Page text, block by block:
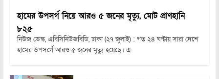
হামের উপসর্গ নিয়ে আরও ৫ জনের মৃত্যু, মোট প্রাণহানি
৮২৫
নিউজ ডেস্ক, এবিসিনিউজবিডি, ঢাকা (২৭ জুলাই) : গত ২৪ ঘণ্টায় সারা দেশে
হামের উপসর্গে আরও ৫ জনের মৃত্যু হয়েছে। এ